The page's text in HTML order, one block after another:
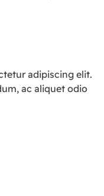
adipiscing elit.
ac aliquet odio